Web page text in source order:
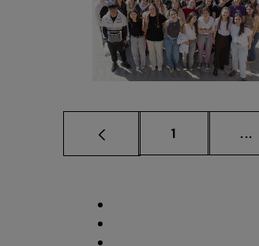
Página
1 ...